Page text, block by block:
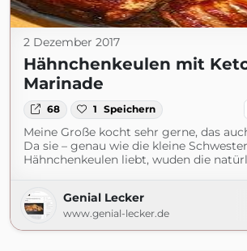
2 Dezember 2017
Hähnchenkeulen mit
Marinade
68 1 Speichern
Meine Große kocht sehr gerne, das
Da sie – genau wie die kleine
Hähnchenkeulen liebt, wuden die
Genial Lecker
www.genial-lecker.de